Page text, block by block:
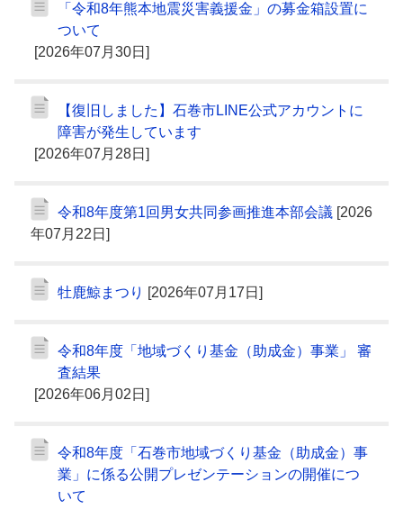
「令和8年熊本地震災害義援金」の募金箱設置に
ついて
[2026年07月30日]
【復旧しました】石巻市LINE公式アカウントに
障害が発生しています
[2026年07月28日]
令和8年度第1回男女共同参画推進本部会議 [2026
年07月22日]
牡鹿鯨まつり [2026年07月17日]
令和8年度「地域づくり基金（助成金）事業」 審
査結果
[2026年06月02日]
令和8年度「石巻市地域づくり基金（助成金）事
業」に係る公開プレゼンテーションの開催につ
いて